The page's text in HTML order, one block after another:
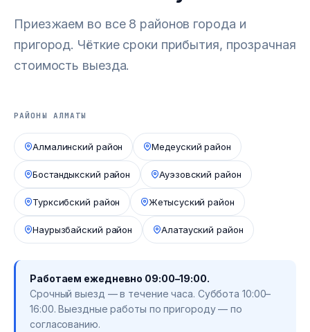
Приезжаем во все 8 районов города и
пригород. Чёткие сроки прибытия, прозрачная
стоимость выезда.
РАЙОНЫ АЛМАТЫ
Алмалинский район Медеуский район
Бостандыкский район Ауэзовский район
Турксибский район Жетысуский район
Наурызбайский район Алатауский район
Работаем ежедневно 09:00–19:00.
Срочный выезд — в течение часа. Суббота 10:00–
16:00. Выездные работы по пригороду — по
согласованию.